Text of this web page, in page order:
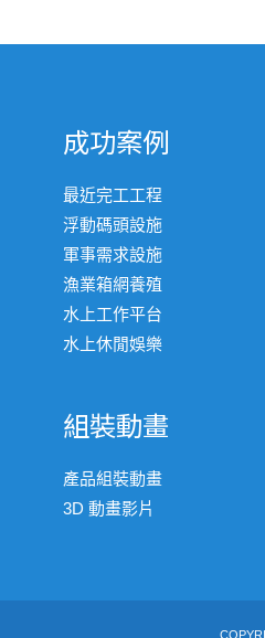
成功案例
最近完工工程
浮動碼頭設施
軍事需求設施
漁業箱網養殖
水上工作平台
水上休閒娛樂
組裝動畫
產品組裝動畫
3D 動畫影片